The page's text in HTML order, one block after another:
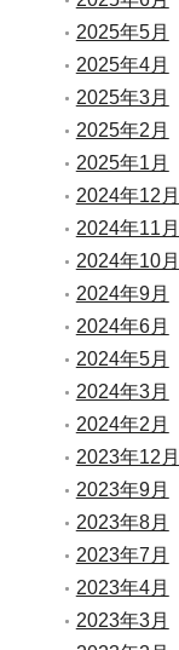
2025年5月
2025年4月
2025年3月
2025年2月
2025年1月
2024年12月
2024年11月
2024年10月
2024年9月
2024年6月
2024年5月
2024年3月
2024年2月
2023年12月
2023年9月
2023年8月
2023年7月
2023年4月
2023年3月